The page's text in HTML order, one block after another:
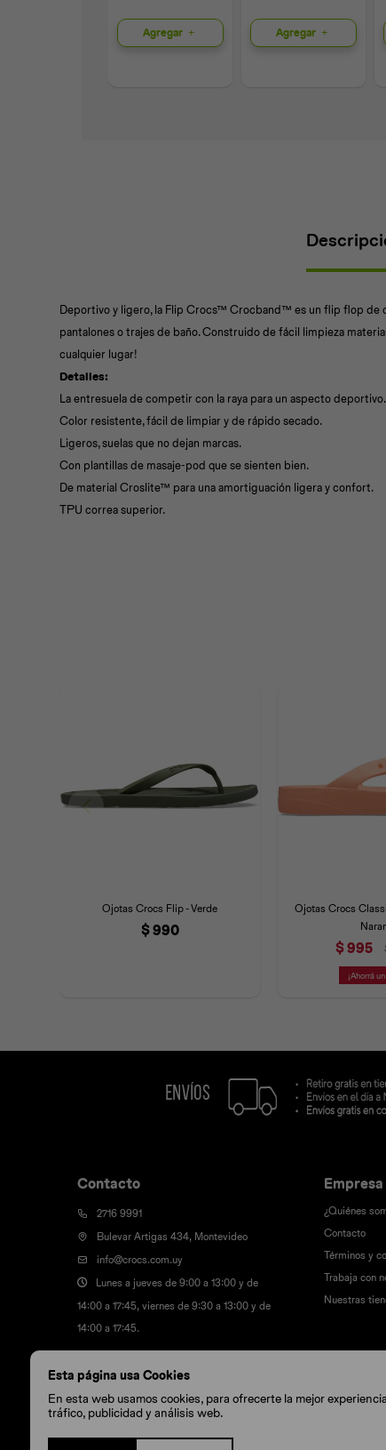
Esta página usa Cookies
En esta web usamos cookies, para ofrecerte la mejor
tráfico, publicidad y análisis web.
Agregar Agregar
Deportivo y ligero, la Flip Crocs™ Crocband™ es un flip flop de
pantalones o trajes de baño. Construido de fácil limpieza
cualquier lugar!
Detalles:
La entresuela de competir con la raya para un aspecto deportivo.
Color resistente, fácil de limpiar y de rápido secado.
Ligeros, suelas que no dejan marcas.
Con plantillas de masaje-pod que se sienten bien.
De material Croslite™ para una amortiguación ligera y confort.
TPU correa superior.
Ojotas Crocs Flip - Verde
$990
Ojotas Crocs
$995
Contacto
2716 9991
Bulevar Artigas 434, Montevideo
info@crocs.com.uy
Lunes a jueves de 9:00 a 13:00 y de
14:00 a 17:45, viernes de 9:30 a 13:00 y de
14:00 a 17:45.
Empresa
¿Quiénes
Contacto
Términos y
Trabaja con
Nuestras